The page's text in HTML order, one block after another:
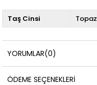
Taş Cinsi Topaz
YORUMLAR(0)
ÖDEME SEÇENEKLERI